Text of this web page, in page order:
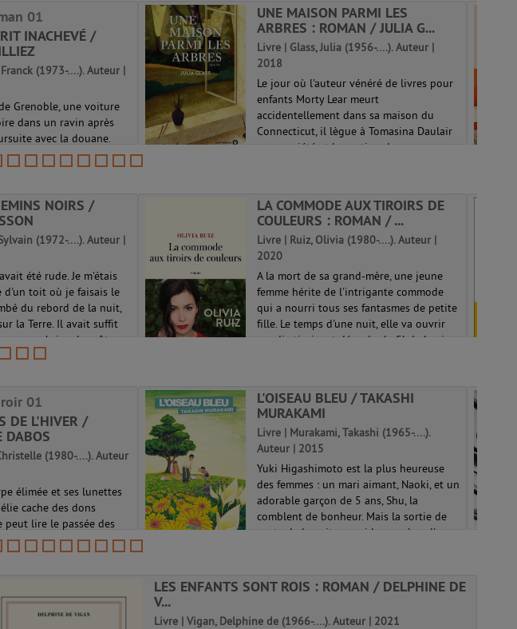
01
INACHEVÉ /
(1973-....). Auteur |
Grenoble, une voiture
dans un ravin après
avec la douane.
corps d'une femme. A la
a été vu le conducteur
01
UNE MAISON PARMI LES
ARBRES : ROMAN / JULIA G...
Livre | Glass, Julia (1956-....). Auteur |
2018
Le jour où l'auteur vénéré de livres pour
enfants Morty Lear meurt
accidentellement dans sa maison du
Connecticut, il lègue à Tomasina Daulair
sa propriété et la gestion de son
NOIRS /
(1972-....). Auteur |
été rude. Je m'étais
d'un toit où je faisais le
du rebord de la nuit,
la Terre. Il avait suffit
me briser les côtes,
LA COMMODE AUX TIROIRS DE
COULEURS : ROMAN / ...
Livre | Ruiz, Olivia (1980-....). Auteur |
2020
A la mort de sa grand-mère, une jeune
femme hérite de l'intrigante commode
qui a nourri tous ses fantasmes de petite
fille. Le temps d'une nuit, elle va ouvrir
ses dix tiroirs et dérouler le fil de la vie
01
DE L'HIVER /
DABOS
(1980-....). Auteur
élimée et ses lunettes
cache des dons
peut lire le passée des
les miroirs. Elle vit
l'arche d'Anima quand
L'OISEAU BLEU / TAKASHI
MURAKAMI
Livre | Murakami, Takashi (1965-....).
Auteur | 2015
Yuki Higashimoto est la plus heureuse
des femmes : un mari aimant, Naoki, et un
adorable garçon de 5 ans, Shu, la
comblent de bonheur. Mais la sortie de
route de la voiture qui les ramène d'un
LES ENFANTS SONT ROIS : ROMAN / DELPHINE DE
V...
Livre | Vigan, Delphine de (1966-....). Auteur | 2021